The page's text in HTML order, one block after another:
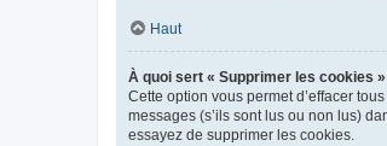
Haut
À quoi sert « Supprimer les cookies
Cette option vous permet d’effacer
messages (s’ils sont lus ou non lus)
essayez de supprimer les cookies.